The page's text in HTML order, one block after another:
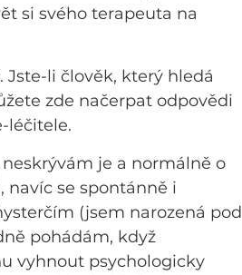
si svého terapeuta na
li člověk, který hledá
zde načerpat odpovědi
léčitele.
je a normálně o
navíc se spontánně i
(jsem narozená pod
pohádám, když
vyhnout psychologicky